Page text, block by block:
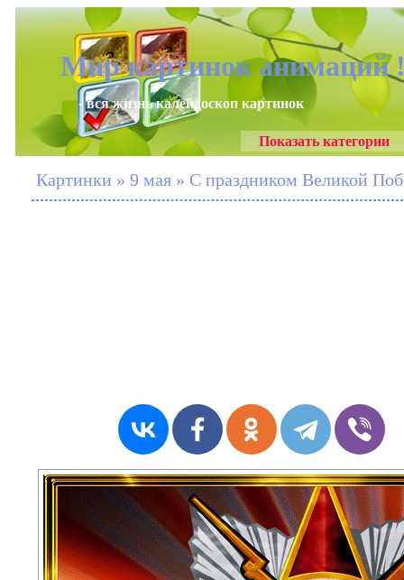
Мир картинок анимаций
- вся жизнь калейдоскоп картинок
Показать категории
Картинки » 9 мая » С праздником Великой